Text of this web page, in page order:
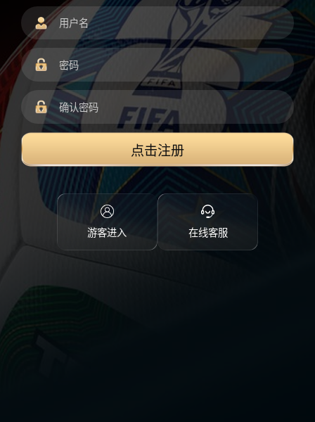
点击注册
游客进入 在线客服